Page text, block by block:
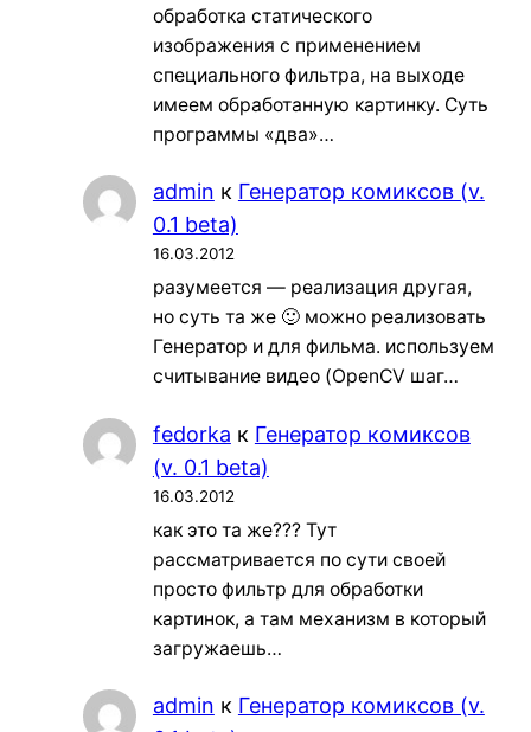
обработка статического
изображения с применением
специального фильтра, на выходе
имеем обработанную картинку. Суть
программы «два»…
admin к Генератор комиксов (v.
0.1 beta)
16.03.2012
разумеется — реализация другая,
но суть та же 🙂 можно реализовать
Генератор и для фильма. используем
считывание видео (OpenCV шаг…
fedorka к Генератор комиксов
(v. 0.1 beta)
16.03.2012
как это та же??? Тут
рассматривается по сути своей
просто фильтр для обработки
картинок, а там механизм в который
загружаешь…
admin к Генератор комиксов (v.